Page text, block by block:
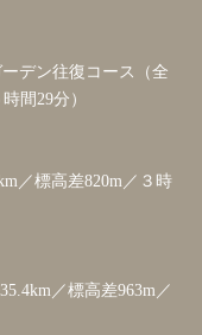
デン往復コース（全
間29分）
／標高差820m／３時
／標高差963m／